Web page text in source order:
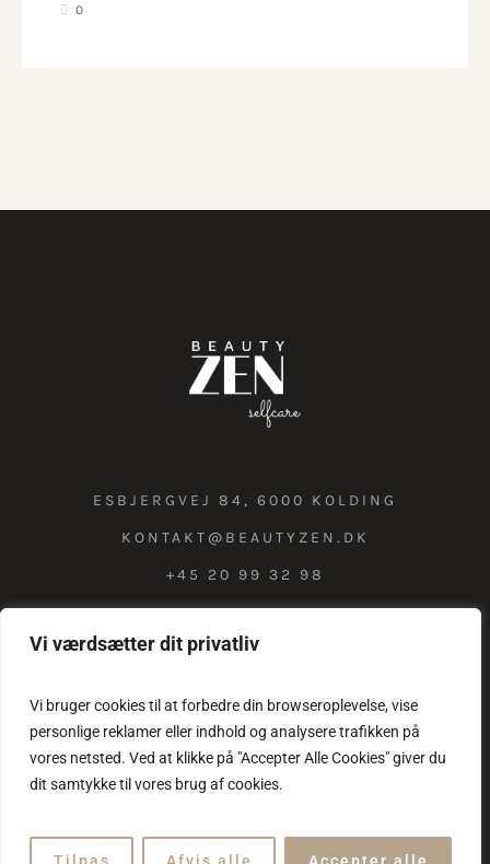
Vi værdsætter dit privatliv
Vi bruger cookies til at forbedre din browseroplevelse, vise
personlige reklamer eller indhold og analysere trafikken på
vores netsted. Ved at klikke på "Accepter Alle Cookies" giver du
dit samtykke til vores brug af cookies.
0
ESBJERGVEJ 84, 6000 KOLDING
KONTAKT@BEAUTYZEN.DK
+45 20 99 32 98
COOKIE & PRIVATLIVSPOLITIK